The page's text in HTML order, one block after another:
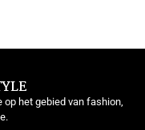
het gebied van fashion,